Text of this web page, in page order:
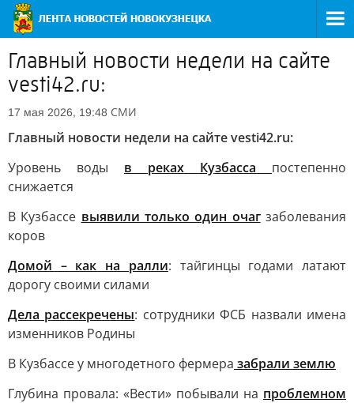
Главный новости недели на сайте
vesti42.ru:
17 мая 2026, 19:48 СМИ
Главный новости недели на сайте vesti42.ru:
Уровень воды в реках Кузбасса постепенно
снижается
В Кузбассе выявили только один очагзаболевания
коров
Домой – как на ралли: тайгинцы годами латают
дорогу своими силами
Дела рассекречены: сотрудники ФСБ назвали имена
изменников Родины
В Кузбассе у многодетного фермера забрали землю
Глубина провала: «Вести» побывали на проблемном